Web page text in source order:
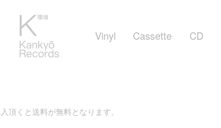
Vinyl Cassette CD
料となります。